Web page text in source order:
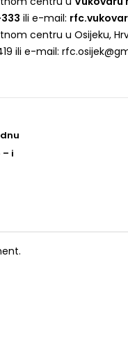
ili e-mail:
centru u Osijeku,
ili e-mail:
i